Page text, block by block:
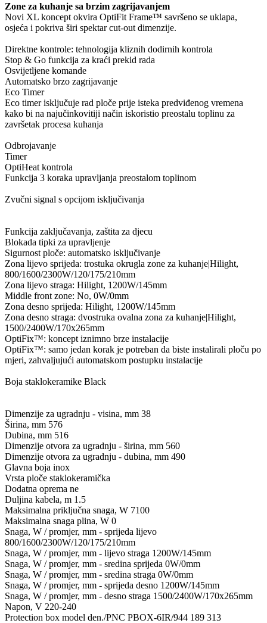
Zone za kuhanje sa brzim zagrijavanjem
Novi XL koncept okvira OptiFit Frame™ savršeno se uklapa,
osjeća i pokriva širi spektar cut-out dimenzije.
Direktne kontrole: tehnologija kliznih dodirnih kontrola
Stop & Go funkcija za kraći prekid rada
Osvijetljene komande
Automatsko brzo zagrijavanje
Eco Timer
Eco timer isključuje rad ploče prije isteka predviđenog vremena
kako bi na najučinkovitiji način iskoristio preostalu toplinu za
završetak procesa kuhanja
Odbrojavanje
Timer
OptiHeat kontrola
Funkcija 3 koraka upravljanja preostalom toplinom
Zvučni signal s opcijom isključivanja
Funkcija zaključavanja, zaštita za djecu
Blokada tipki za upravljenje
Sigurnost ploče: automatsko isključivanje
Zona lijevo sprijeda: trostuka okrugla zone za kuhanje|Hilight,
800/1600/2300W/120/175/210mm
Zona lijevo straga: Hilight, 1200W/145mm
Middle front zone: No, 0W/0mm
Zona desno sprijeda: Hilight, 1200W/145mm
Zona desno straga: dvostruka ovalna zona za kuhanje|Hilight,
1500/2400W/170x265mm
OptiFix™: koncept iznimno brze instalacije
OptiFix™: samo jedan korak je potreban da biste instalirali ploču po
mjeri, zahvaljujući automatskom postupku instalacije
Boja staklokeramike Black
Dimenzije za ugradnju - visina, mm 38
Širina, mm 576
Dubina, mm 516
Dimenzije otvora za ugradnju - širina, mm 560
Dimenzije otvora za ugradnju - dubina, mm 490
Glavna boja inox
Vrsta ploče staklokeramička
Dodatna oprema ne
Duljina kabela, m 1.5
Maksimalna priključna snaga, W 7100
Maksimalna snaga plina, W 0
Snaga, W / promjer, mm - sprijeda lijevo
800/1600/2300W/120/175/210mm
Snaga, W / promjer, mm - lijevo straga 1200W/145mm
Snaga, W / promjer, mm - sredina sprijeda 0W/0mm
Snaga, W / promjer, mm - sredina straga 0W/0mm
Snaga, W / promjer, mm - sprijeda desno 1200W/145mm
Snaga, W / promjer, mm - desno straga 1500/2400W/170x265mm
Napon, V 220-240
Protection box model den./PNC PBOX-6IR/944 189 313